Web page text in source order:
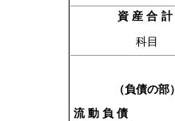
資産合計
科目
（負債の部）
流動負債